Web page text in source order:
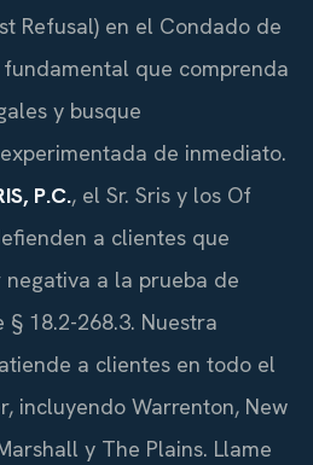
Refusal) en el Condado de
que comprenda
y busque
de inmediato.
P.C., el Sr. Sris y los Of
a clientes que
a la prueba de
18.2-268.3. Nuestra
a clientes en todo el
incluyendo Warrenton, New
y The Plains. Llame